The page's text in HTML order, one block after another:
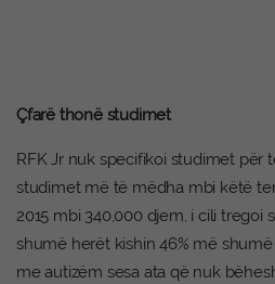
Çfarë thonë studimet
RFK Jr nuk specifikoi studimet për
studimet më të mëdha mbi këtë
2015 mbi 340,000 djem, i cili tregoi
shumë herët kishin 46% më
me autizëm sesa ata që nuk